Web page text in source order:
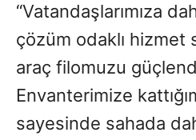
“Vatandaşlarımıza
çözüm odaklı hizmet
araç filomuzu
Envanterimize
sayesinde sahada